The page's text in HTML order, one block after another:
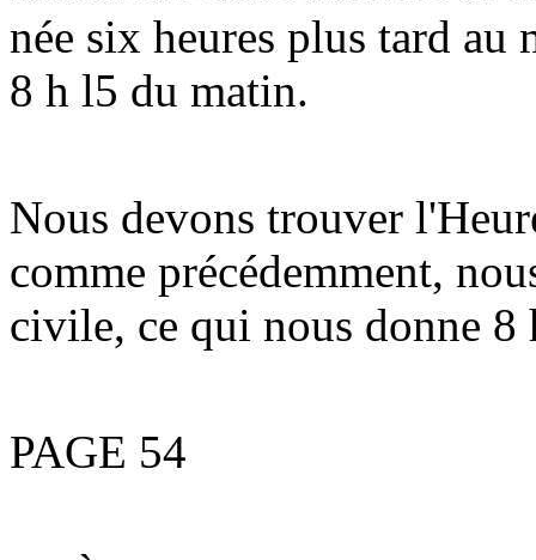
née six heures plus tard au
8 h l5 du matin.
Nous devons trouver
comme précédemment,
civile, ce qui nous donne 8
PAGE 54